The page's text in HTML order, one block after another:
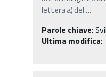
lettera a) del…
Parole chiave:
Ultima modifica: